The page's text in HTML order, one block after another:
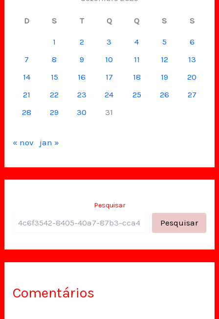
D S T Q Q S S
1 2 3 4 5
6
7
8 9 10 11 12
13
14
15 16 17 18 19
20
21
22 23 24 25 26
27
28
29 30 31
« nov jan »
Pesquisar
Pesquisar
Comentários